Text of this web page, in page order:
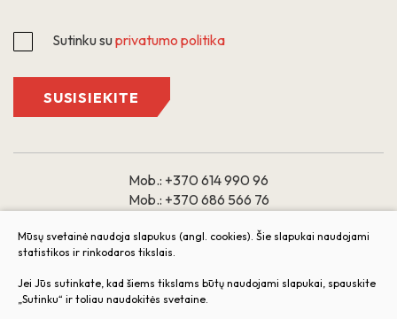
Sutinku suprivatumo politika
SUSISIEKITE
Mob.: +370 614 990 96
Mob.: +370 686 566 76
El. paštas:
butai@arkada.lt
Darbo laikas: 9:00 – 18:00
Mūsų svetainė naudoja slapukus (angl. cookies). Šie slapukai naudojami
statistikos ir rinkodaros tikslais.
Jei Jūs sutinkate, kad šiems tikslams būtų naudojami slapukai, spauskite
„Sutinku“ ir toliau naudokitės svetaine.